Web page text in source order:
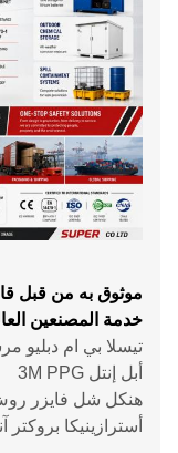
موثوق به من قبل
خدمة المصنعين
تيسلا بي ام
أبل إنتل 3M PPG
هنكل شل فايزر روش
أسترازينيكا